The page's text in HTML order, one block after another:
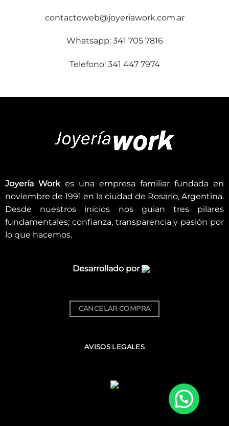
contactoweb@joyeriawork.com.ar
Whatsapp: 341 705 7816
Telefono: 341 447 7974
Joyería Workes una empresa familiar fundada en
noviembre de 1991 en la ciudad de Rosario, Argentina.
Desde nuestros inicios nos guian tres pilares
fundamentales; confianza, transparencia y pasión por
lo que hacemos.
Desarrollado por
CANCELAR COMPRA
AVISOS LEGALES